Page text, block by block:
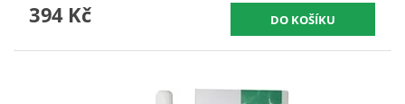
394 Kč